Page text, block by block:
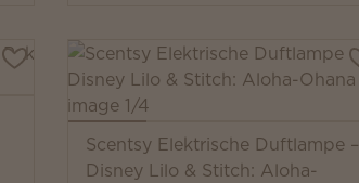
Scentsy Elektrische Duftlampe –
Disney Lilo & Stitch: Aloha-